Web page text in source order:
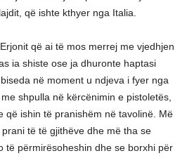
që ishte kthyer nga Italia.
që ai të mos merrej me vjedhjen
ia shiste ose ja dhuronte haptasi
në moment u ndjeva i fyer nga
shpulla në kërcënimin e pistoletës,
që ishin të pranishëm në tavolinë. Më
të të gjithëve dhe më tha se
të përmirësoheshin dhe se borxhi për